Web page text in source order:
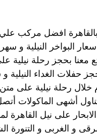
افضل مركب
البواخر النيلية و
معنا بحجز رحلة
بحجز حفلات الغداء
رحلة نيلية على متن
أشهى الماكولات
و الغربى و التنورة